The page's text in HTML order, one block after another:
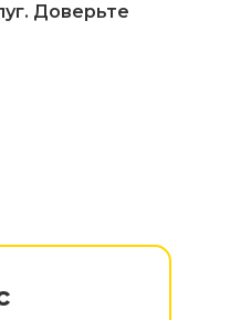
Доверьте